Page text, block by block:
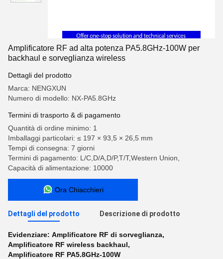
Amplificatore RF ad alta potenza PA5.8GHz-100W per
backhaul e sorveglianza wireless
Dettagli del prodotto
Marca: NENGXUN
Numero di modello: NX-PA5.8GHz
Termini di trasporto & di pagamento
Quantità di ordine minimo: 1
Imballaggi particolari: ≤ 197 × 93,5 × 26,5 mm
Tempi di consegna: 7 giorni
Termini di pagamento: L/C,D/A,D/P,T/T,Western Union,
Capacità di alimentazione: 10000
Ora Chiacchieri
Dettagli del prodotto Descrizione di prodotto
Evidenziare: Amplificatore RF di sorveglianza,
Amplificatore RF wireless backhaul,
Amplificatore RF PA5.8GHz-100W